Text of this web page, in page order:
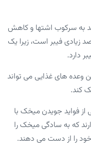
سرکوب اشتها و کاهش
زیادی فیبر است، زیرا یک
دارد.
وعده های غذایی می تواند
کند.
فواید جویدن میخک با
که به سادگی میخک را
را از دست می دهند.